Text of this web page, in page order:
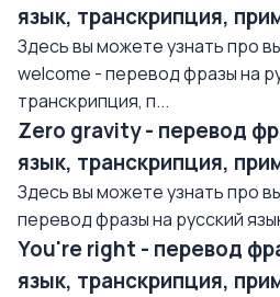
язык, транскрипция,
Здесь вы можете узнать про
welcome - перевод фразы на
транскрипция, п...
Zero gravity - перевод
язык, транскрипция,
Здесь вы можете узнать про
перевод фразы на русский
You're right - перевод
язык, транскрипция,